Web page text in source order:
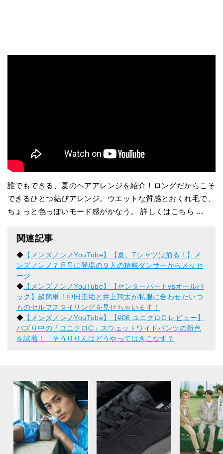
誰でもできる、夏のヘアアレンジを紹介！ロングだからこそ
できるひとつ結びアレンジ。ウエットな質感とおくれ毛で、
ちょっと色っぽいモード感がかなう。 詳しくはこちら ...
関連記事
◆ 【メンズノンノYouTube】【夏、Tシャツは踊る！】メ
ンズノンノ７月号に登場の９人の精鋭ダンサーからメッセ
ージ
◆ 【メンズノンノYouTube】【センターパートvsオールバ
ック】超簡単！中田圭祐と井上翔太が私服に合わせたいつ
ものセルフスタイリングを見せちゃいます！
◆ 【メンズノンノYouTube】【#06 ユニクロC レビュー】
バズり中の「ユニクロC」スウェットワイドパンツの新色
を試着！ そうりりんはどうやってはきこなす？